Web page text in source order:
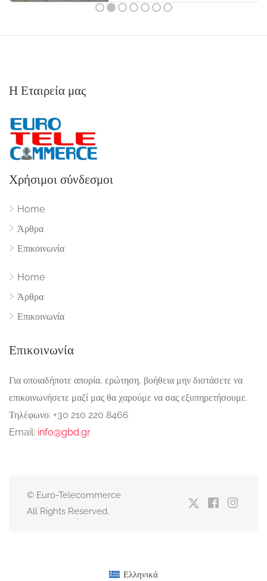
Η Εταιρεία μας
Χρήσιμοι σύνδεσμοι
Home
Άρθρα
Επικοινωνία
Home
Άρθρα
Επικοινωνία
Επικοινωνία
Για οποιαδήποτε απορία, ερώτηση, βοήθεια μην διστάσετε να
επικοινωνήσετε μαζί μας θα χαρούμε να σας εξυπηρετήσουμε.
Τηλέφωνο: +30 210 220 8466
Email: info@gbd.gr
© Euro-Telecommerce
All Rights Reserved.
Ελληνικά